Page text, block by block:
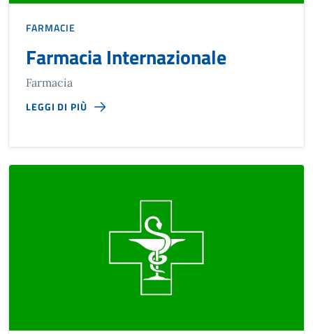
FARMACIE
Farmacia Internazionale
Farmacia
LEGGI DI PIÙ